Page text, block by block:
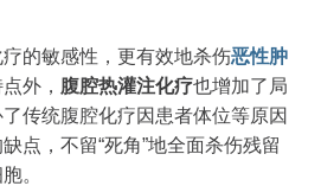
的敏感性，更有效地杀伤恶性肿
外， 腹腔热灌注化疗也增加了局
传统腹腔化疗因患者体位等原因
点，不留“死角”地全面杀伤残留
。